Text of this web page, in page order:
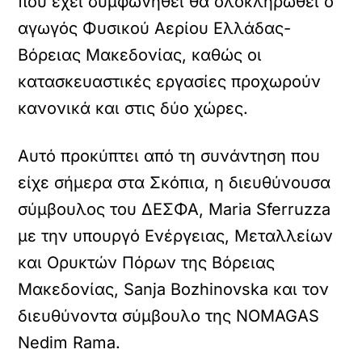
αγωγός Φυσικού Αερίου Ελλάδας-
Βόρειας Μακεδονίας, καθώς οι
κατασκευαστικές εργασίες προχωρούν
κανονικά και στις δύο χώρες.
Αυτό προκύπτει από τη συνάντηση που
είχε σήμερα στα Σκόπια, η διευθύνουσα
σύμβουλος του ΔΕΣΦΑ, Maria Sferruzza
με την υπουργό Ενέργειας, Μεταλλείων
και Ορυκτών Πόρων της Βόρειας
Μακεδονίας, Sanja Bozhinovska και τον
διευθύνοντα σύμβουλο της NOMAGAS
Nedim Rama.